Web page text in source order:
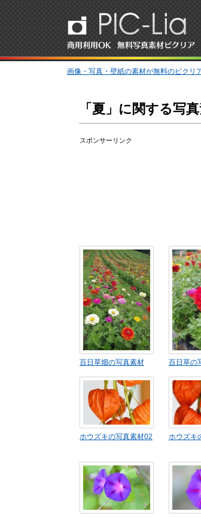
画像・写真・壁紙の素材が無料のピクリ
「夏」に関する写
スポンサーリンク
百日草畑の写真素材 百日草の
ホウズキの写真素材02 ホウズキ